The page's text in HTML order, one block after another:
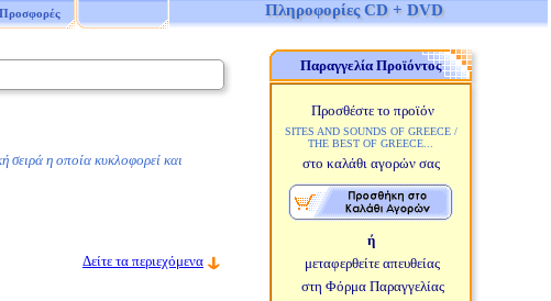
Προσφορές Πληροφορίες CD + DVD
σειρά η οποία κυκλοφορεί και
Δείτε τα περιεχόμενα
Παραγγελία Προϊόντος
Προσθέστε το προϊόν
SITES AND SOUNDS OF GREECE /
THE BEST OF GREECE...
στο καλάθι αγορών σας
ή
μεταφερθείτε απευθείας
στη Φόρμα Παραγγελίας